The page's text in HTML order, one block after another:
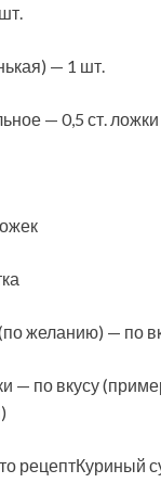
— 1 шт.
— 0,5 ст. ложки
желанию) — по
— по вкусу
рецептКуриный